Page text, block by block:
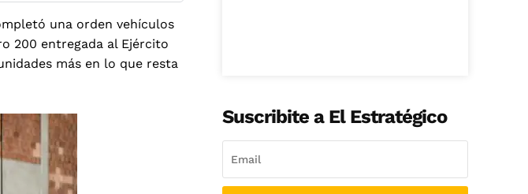
una orden vehículos
200 entregada al Ejército
más en lo que resta
Suscribite a El Estratégico